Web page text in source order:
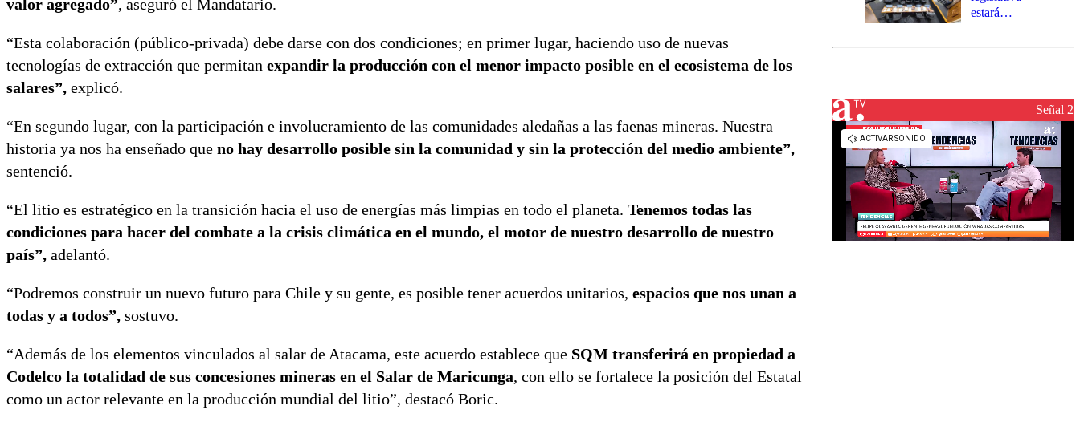
valor agregado”, aseguró el Mandatario.
“Esta colaboración (público-privada) debe darse con dos condiciones; en primer lugar, haciendo uso de nuevas
tecnologías de extracción que permitan expandir la producción con el menor impacto posible en el ecosistema de los
salares”, explicó.
“En segundo lugar, con la participación e involucramiento de las comunidades aledañas a las faenas mineras. Nuestra
historia ya nos ha enseñado que no hay desarrollo posible sin la comunidad y sin la protección del medio ambiente”,
sentenció.
“El litio es estratégico en la transición hacia el uso de energías más limpias en todo el planeta. Tenemos todas las
condiciones para hacer del combate a la crisis climática en el mundo, el motor de nuestro desarrollo de nuestro
país”, adelantó.
“Podremos construir un nuevo futuro para Chile y su gente, es posible tener acuerdos unitarios, espacios que nos unan a
todas y a todos”, sostuvo.
“Además de los elementos vinculados al salar de Atacama, este acuerdo establece que SQM transferirá en propiedad a
Codelco la totalidad de sus concesiones mineras en el Salar de Maricunga, con ello se fortalece la posición del Estatal
como un actor relevante en la producción mundial del litio”, destacó Boric.
estará
el fin de la
reconstrucciónSeñal 2